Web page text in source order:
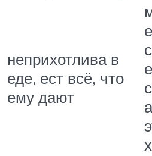
неприхотлива в
еде, ест всё, что
ему дают